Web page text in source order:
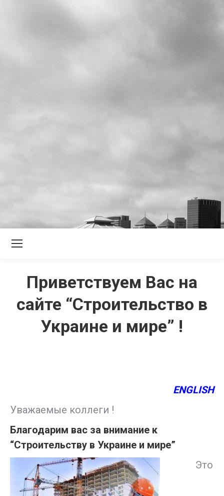
Приветствуем Вас на
сайте “Строительство в
Украине и мире” !
ENGLISH
Уважаемые коллеги !
Благодарим вас за внимание к
“Строительству в Украине и мире”
Это